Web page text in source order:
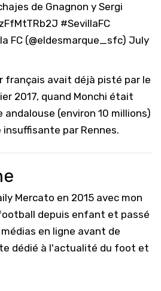
de Gnagnon y Sergi
#SevillaFC
FC (@eldesmarque_sfc) July
français avait déjà pisté par le
2017, quand Monchi était
andalouse (environ 10 millions)
par Rennes.
Mercato en 2015 avec mon
depuis enfant et passé
en ligne avant de
dédié à l'actualité du foot et